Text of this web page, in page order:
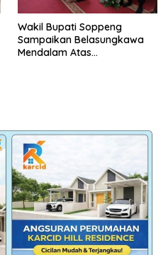
Wakil Bupati Soppeng
Sampaikan Belasungkawa
Mendalam Atas